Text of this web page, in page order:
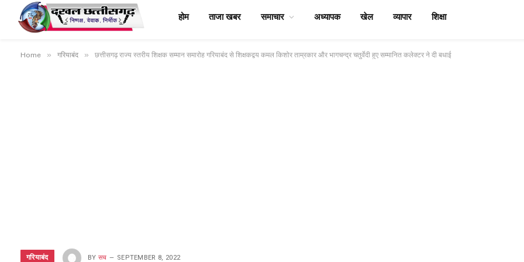
होम ताजा खबर समाचार अध्यापक खेल व्यापार शिक्षा
Home » गरियाबंद » छत्तीसगढ़ राज्य स्तरीय शिक्षक सम्मान समारोह गरियाबंद से शिक्षकद्वय कमल किशोर ताम्रकार और भागचन्द्र चतुर्वेदी हुए सम्मानित कलेक्टर ने दी बधाई
गरियाबंद BY सच SEPTEMBER 8, 2022